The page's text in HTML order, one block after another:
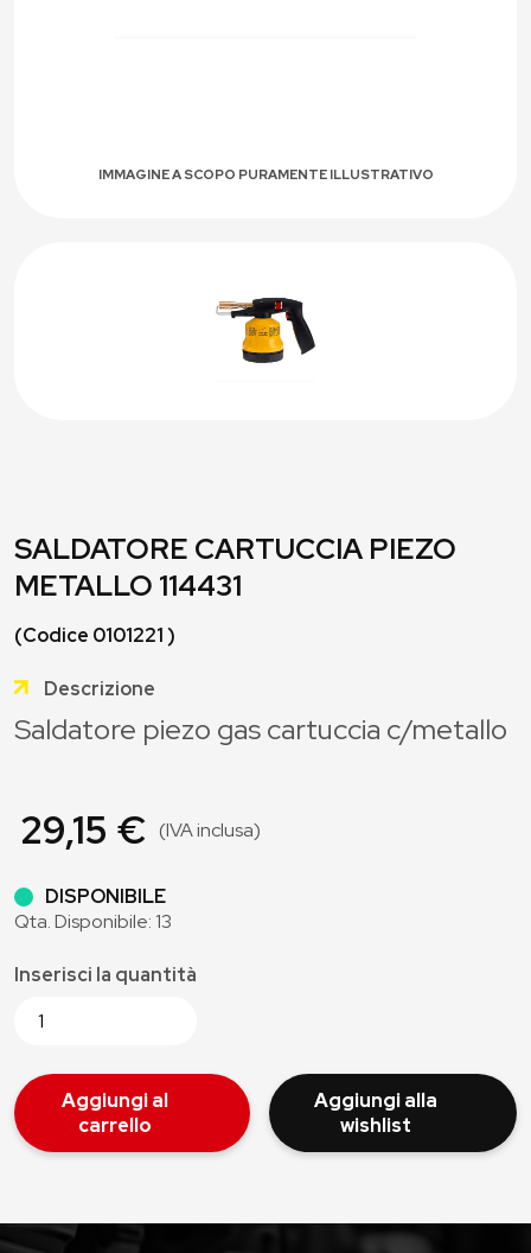
IMMAGINE A SCOPO PURAMENTE ILLUSTRATIVO
SALDATORE CARTUCCIA PIEZO
METALLO 114431
(Codice 0101221 )
Descrizione
Saldatore piezo gas cartuccia c/metallo
29,15 € (IVA inclusa)
DISPONIBILE
Qta. Disponibile: 13
Inserisci la quantità
Aggiungi al
carrello
Aggiungi alla
wishlist